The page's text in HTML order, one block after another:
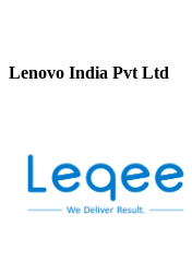
Lenovo India Pvt Ltd